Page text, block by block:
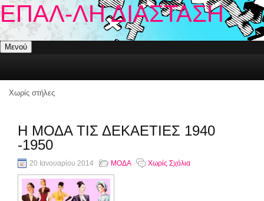
ΕΠΑΛ-ΛΗ ΔΙΑΣΤΑΣΗ
Μενού
Χωρίς στήλες
Η ΜΟΔΑ ΤΙΣ ΔΕΚΑΕΤΙΕΣ 1940
-1950
20 Ιανουαρίου 2014 ΜΟΔΑ Χωρίς Σχόλια